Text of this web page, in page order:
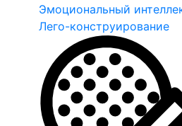
Эмоциональный
Лего-конструирование